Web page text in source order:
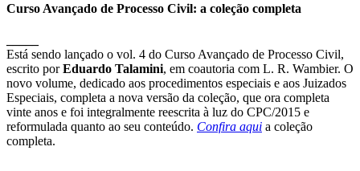
Curso Avançado de Processo Civil: a coleção completa
Está sendo lançado o vol. 4 do Curso Avançado de Processo Civil,
escrito porEduardo Talamini, em coautoria com L. R. Wambier. O
novo volume, dedicado aos procedimentos especiais e aos Juizados
Especiais, completa a nova versão da coleção, que ora completa
vinte anos e foi integralmente reescrita à luz do CPC/2015 e
reformulada quanto ao seu conteúdo. Confira aqui a coleção
completa.